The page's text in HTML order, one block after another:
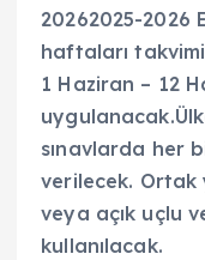
20262025-2026
haftaları
1 Haziran – 12
sınavlarda her
verilecek. Ortak
veya açık uçlu
kullanılacak.